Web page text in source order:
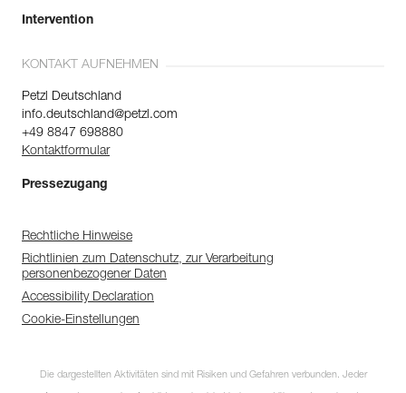
Intervention
KONTAKT AUFNEHMEN
Petzl Deutschland
info.deutschland@petzl.com
+49 8847 698880
Kontaktformular
Pressezugang
Rechtliche Hinweise
Richtlinien zum Datenschutz, zur Verarbeitung
personenbezogener Daten
Accessibility Declaration
Cookie-Einstellungen
Die dargestellten Aktivitäten sind mit Risiken und Gefahren verbunden. Jeder